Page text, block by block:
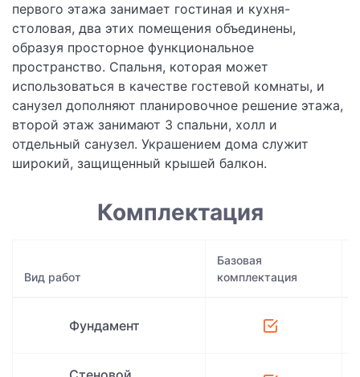
первого этажа занимает гостиная и кухня-
столовая, два этих помещения объединены,
образуя просторное функциональное
пространство. Спальня, которая может
использоваться в качестве гостевой комнаты, и
санузел дополняют планировочное решение этажа,
второй этаж занимают 3 спальни, холл и
отдельный санузел. Украшением дома служит
широкий, защищенный крышей балкон.
Комплектация
Вид работ
Базовая
комплектация
Фундамент